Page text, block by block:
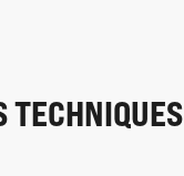
TECHNIQUES